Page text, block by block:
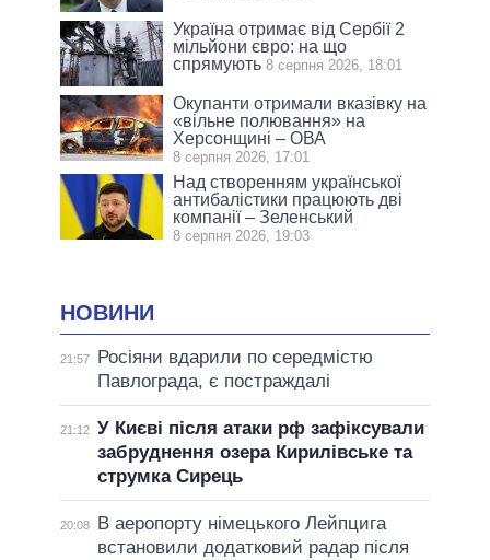
Україна отримає від Сербії 2
мільйони євро: на що
спрямують 8 серпня 2026, 18:01
Окупанти отримали вказівку на
«вільне полювання» на
Херсонщині – ОВА
8 серпня 2026, 17:01
Над створенням української
антибалістики працюють дві
компанії – Зеленський
8 серпня 2026, 19:03
НОВИНИ
21:57
Росіяни вдарили по середмістю
Павлограда, є постраждалі
21:12 У Києві після атаки рф зафіксували
забруднення озера Кирилівське та
струмка Сирець
20:08
В аеропорту німецького Лейпцига
встановили додатковий радар після